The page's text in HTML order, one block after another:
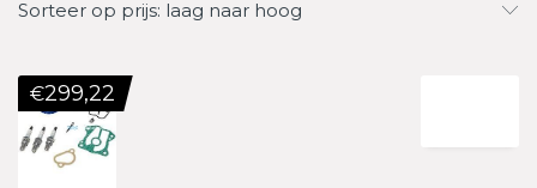
Sorteer op prijs: laag naar hoog
€299,22